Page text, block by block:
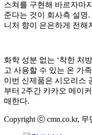
스쳐를 구현해 바르자마
준다는 것이 회사측 설명
니처 향이 은은하게 전해
화학 성분 없는 ‘착한 처
고 사용할 수 있는 온 가
이번 신제품은 시오리스
부터 2주간 카카오 메이
매한다.
Copyright ⓒ cmn.co.kr, 무